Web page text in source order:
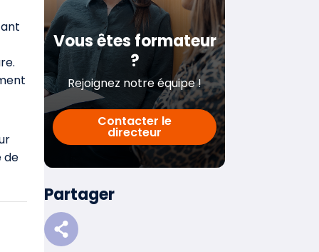
de
Vous êtes formateur
?
Rejoignez notre équipe !
Contacter le
directeur
Partager